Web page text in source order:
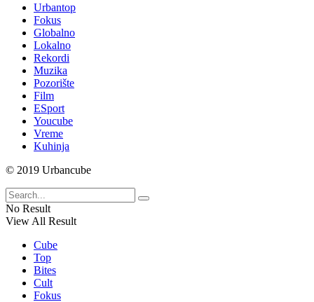
Urbantop
Fokus
Globalno
Lokalno
Rekordi
Muzika
Pozorište
Film
ESport
Youcube
Vreme
Kuhinja
© 2019 Urbancube
No Result
View All Result
Cube
Top
Bites
Cult
Fokus